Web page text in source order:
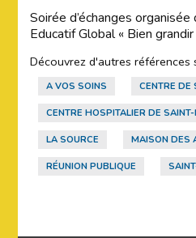
Soirée d’échanges
Educatif Global « Bien
Découvrez d'autres références
A VOS SOINS CENTRE DE
CENTRE HOSPITALIER DE
LA SOURCE MAISON DES
RÉUNION PUBLIQUE